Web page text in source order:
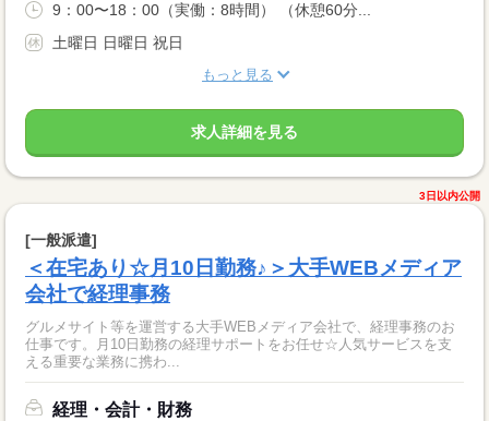
9：00〜18：00（実働：8時間） （休憩60分...
土曜日 日曜日 祝日
もっと見る
求人詳細を見る
3日以内公開
[一般派遣]
＜在宅あり☆月10日勤務♪＞大手WEBメディア
会社で経理事務
グルメサイト等を運営する大手WEBメディア会社で、経理事務のお
仕事です。月10日勤務の経理サポートをお任せ☆人気サービスを支
える重要な業務に携わ...
経理・会計・財務